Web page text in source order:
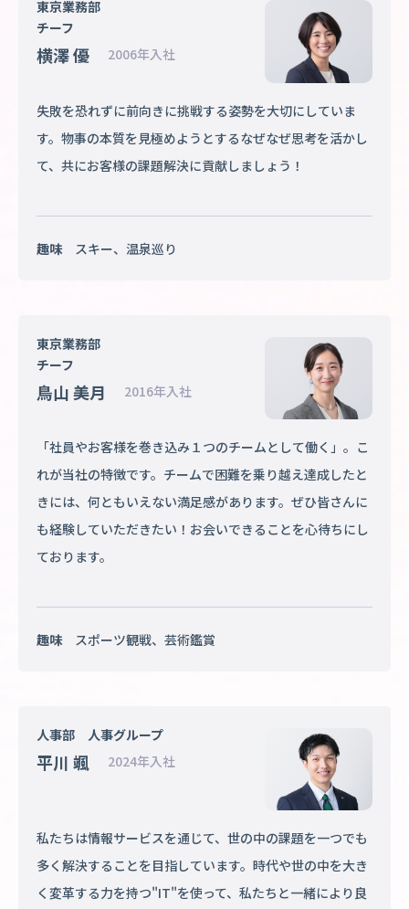
東京業務部
チーフ
横澤 優 2006年入社
失敗を恐れずに前向きに挑戦する姿勢を大切にしていま
す。物事の本質を見極めようとするなぜなぜ思考を活かし
て、共にお客様の課題解決に貢献しましょう！
趣味スキー、温泉巡り
東京業務部
チーフ
鳥山 美月 2016年入社
「社員やお客様を巻き込み１つのチームとして働く」。こ
れが当社の特徴です。チームで困難を乗り越え達成したと
きには、何ともいえない満足感があります。ぜひ皆さんに
も経験していただきたい！お会いできることを心待ちにし
ております。
趣味スポーツ観戦、芸術鑑賞
人事部 人事グループ
平川 颯 2024年入社
私たちは情報サービスを通じて、世の中の課題を一つでも
多く解決することを目指しています。時代や世の中を大き
く変革する力を持つ"IT"を使って、私たちと一緒により良